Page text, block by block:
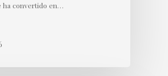
ha convertido en…